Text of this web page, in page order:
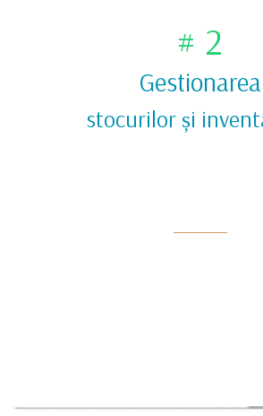
# 2
Gestionarea
stocurilor și